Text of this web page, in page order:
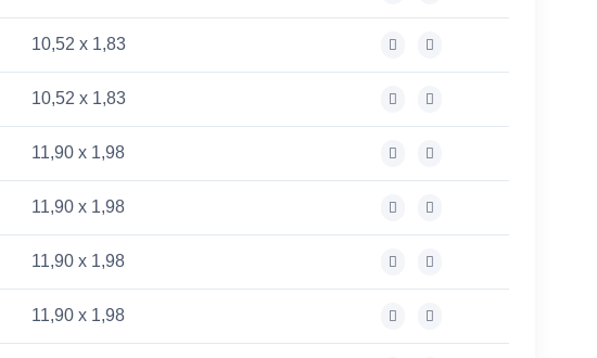
10,52 x 1,83
10,52 x 1,83
11,90 x 1,98
11,90 x 1,98
11,90 x 1,98
11,90 x 1,98